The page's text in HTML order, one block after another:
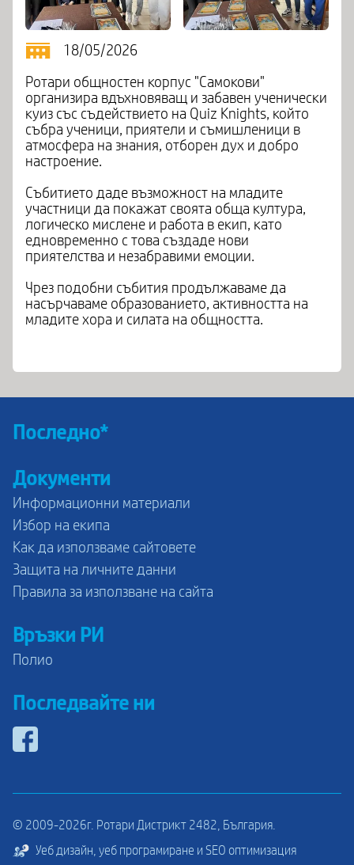
18/05/2026
Ротари общностен корпус "Самокови"
организира вдъхновяващ и забавен ученически
куиз със съдействието на Quiz Knights, който
събра ученици, приятели и съмишленици в
атмосфера на знания, отборен дух и добро
настроение.
Събитието даде възможност на младите
участници да покажат своята обща култура,
логическо мислене и работа в екип, като
едновременно с това създаде нови
приятелства и незабравими емоции.
Чрез подобни събития продължаваме да
насърчаваме образованието, активността на
младите хора и силата на общността.
Последно*
Документи
Информационни материали
Избор на екипа
Как да използваме сайтовете
Защита на личните данни
Правила за използване на сайта
Връзки РИ
Полио
Последвайте ни
© 2009-2026г. Ротари Дистрикт 2482, България.
Уеб дизайн, уеб програмиране и SEO оптимизация